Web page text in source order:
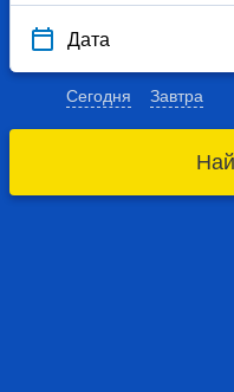
Дата
Сегодня Завтра